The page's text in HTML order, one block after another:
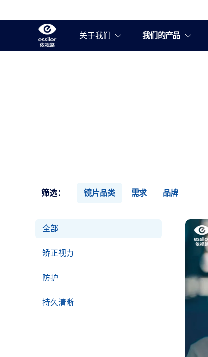
筛选： 镜片品类 需求 品牌
全部
矫正视力
防护
持久清晰